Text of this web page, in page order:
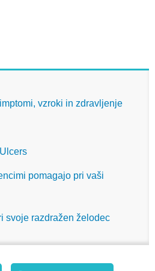
vzroki in zdravljenje
pomagajo pri vaši
svoje razdražen želodec